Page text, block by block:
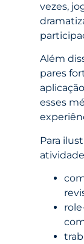
vezes,
Além
pares
esses
Para